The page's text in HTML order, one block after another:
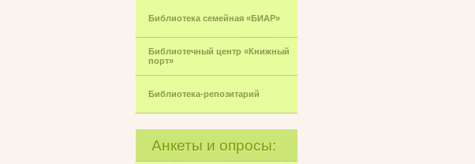
Библиотека семейная «БИАР»
Библиотечный центр «Книжный
порт»
Библиотека-репозитарий
Анкеты и опросы: